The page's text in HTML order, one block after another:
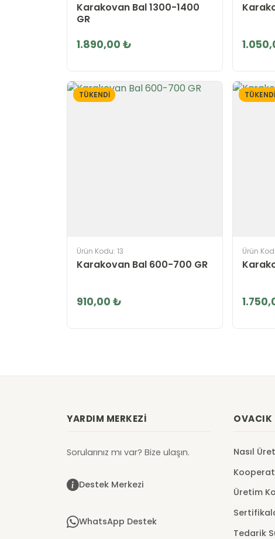
Karakovan Bal 1300-1400
GR
1.890,00 ₺
TÜKENDİ
Ürün Kodu: 13
Karakovan Bal 600-700 GR
910,00 ₺
TÜKENDİ
Ürün
YARDIM MERKEZI
Sorularınız mı var? Bize ulaşın.
Destek Merkezi
WhatsApp Destek
OVACIK
Nasıl
Üretim
Tedarik